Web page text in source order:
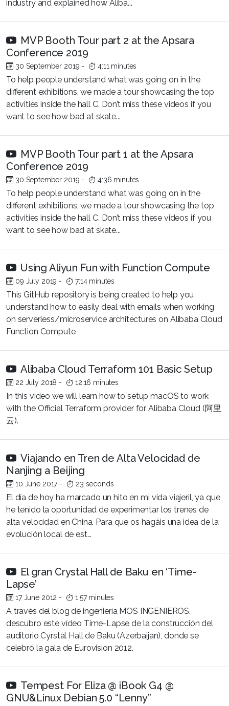
industry and explained how Aliba...
MVP Booth Tour part 2 at the Apsara
Conference 2019
30 September 2019 - 4:11 minutes
To help people understand what was going on in the
different exhibitions, we made a tour showcasing the top
activities inside the hall C. Don’t miss these videos if you
want to see how bad at skate...
MVP Booth Tour part 1 at the Apsara
Conference 2019
30 September 2019 - 4:36 minutes
To help people understand what was going on in the
different exhibitions, we made a tour showcasing the top
activities inside the hall C. Don’t miss these videos if you
want to see how bad at skate...
Using Aliyun Fun with Function Compute
09 July 2019 - 7:14 minutes
This GitHub repository is being created to help you
understand how to easily deal with emails when working
on serverless/microservice architectures on Alibaba Cloud
Function Compute.
Alibaba Cloud Terraform 101 Basic Setup
22 July 2018 - 12:16 minutes
In this video we will learn how to setup macOS to work
with the Official Terraform provider for Alibaba Cloud (阿里
云).
Viajando en Tren de Alta Velocidad de
Nanjing a Beijing
10 June 2017 - 23 seconds
El día de hoy ha marcado un hito en mi vida viajeril, ya que
he tenido la oportunidad de experimentar los trenes de
alta velocidad en China. Para que os hagáis una idea de la
evolución local de est...
El gran Crystal Hall de Baku en ‘Time-
Lapse’
17 June 2012 - 1:57 minutes
A través del blog de ingeniería MOS INGENIEROS,
descubro este vídeo Time-Lapse de la construcción del
auditorio Cyrstal Hall de Baku (Azerbaijan), donde se
celebró la gala de Eurovision 2012.
Tempest For Eliza @ iBook G4 @
GNU&Linux Debian 5.0 “Lenny”